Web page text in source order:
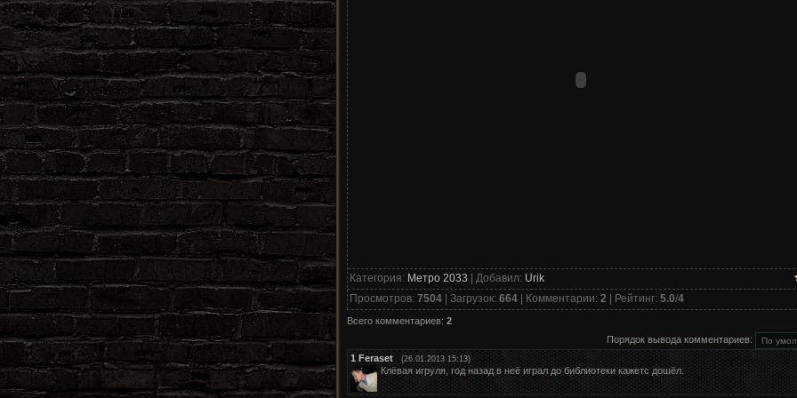
Категория: Метро 2033 | Добавил: Urik
Просмотров: 7504| Загрузок: 664| Комментарии: 2 | Рейтинг: 5.0/4
Всего комментариев: 2
Порядок вывода комментариев:
1 Feraset (26.01.2013 15:13)
Клёвая игруля, год назад в неё играл до библиотеки кажетс дошёл.